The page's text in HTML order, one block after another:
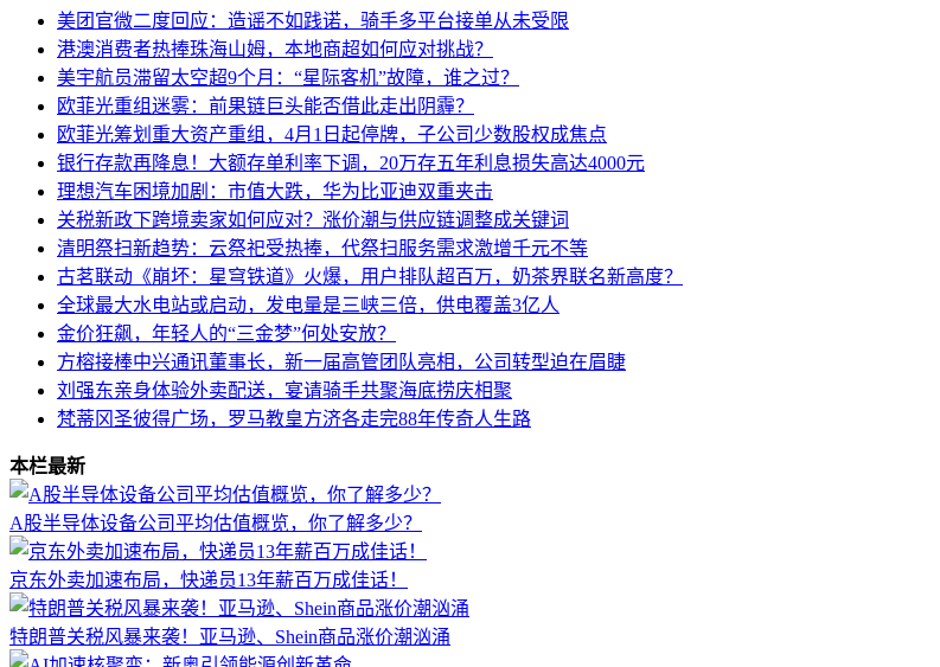
美团官微二度回应：造谣不如践诺，骑手多平台接单从未受限
港澳消费者热捧珠海山姆，本地商超如何应对挑战？
美宇航员滞留太空超9个月：“星际客机”故障，谁之过？
欧菲光重组迷雾：前果链巨头能否借此走出阴霾？
欧菲光筹划重大资产重组，4月1日起停牌，子公司少数股权成焦点
银行存款再降息！大额存单利率下调，20万存五年利息损失高达4000元
理想汽车困境加剧：市值大跌，华为比亚迪双重夹击
关税新政下跨境卖家如何应对？涨价潮与供应链调整成关键词
清明祭扫新趋势：云祭祀受热捧，代祭扫服务需求激增千元不等
古茗联动《崩坏：星穹铁道》火爆，用户排队超百万，奶茶界联名新高度？
全球最大水电站或启动，发电量是三峡三倍，供电覆盖3亿人
金价狂飙，年轻人的“三金梦”何处安放？
方榕接棒中兴通讯董事长，新一届高管团队亮相，公司转型迫在眉睫
刘强东亲身体验外卖配送，宴请骑手共聚海底捞庆相聚
梵蒂冈圣彼得广场，罗马教皇方济各走完88年传奇人生路
本栏最新
A股半导体设备公司平均估值概览，你了解多少？
京东外卖加速布局，快递员13年薪百万成佳话！
特朗普关税风暴来袭！亚马逊、Shein商品涨价潮汹涌